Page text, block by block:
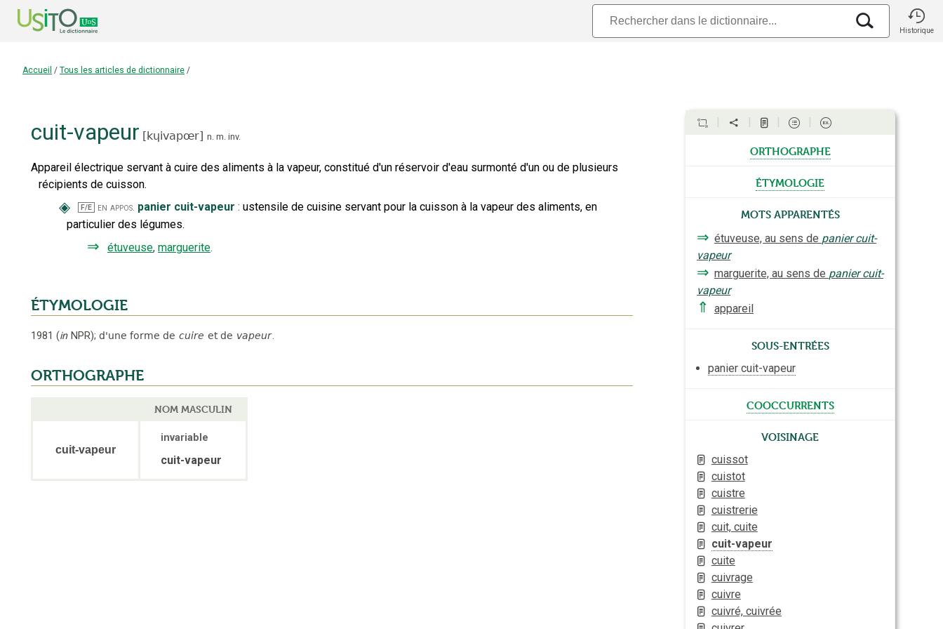
Historique
Accueil / Tous les articles de dictionnaire /
cuit-vapeur [kɥivapœr] n. m. inv.
Appareil électrique servant à cuire des aliments à la vapeur, constitué d'un réservoir d'eau surmonté d'un ou de plusieurs
récipients de cuisson.
◈ F/E en appos. panier cuit-vapeur : ustensile de cuisine servant pour la cuisson à la vapeur des aliments, en
particulier des légumes.
⇒ étuveuse, marguerite.
ÉTYMOLOGIE
1981 (in NPR); d'une forme de cuire et de vapeur.
ORTHOGRAPHE
NOM MASCULIN
cuit-vapeur
invariable
cuit-vapeur
orthographe
étymologie
Mots apparentés
⇒ étuveuse, au sens de panier cuit-
vapeur
⇒ marguerite, au sens de panier cuit-
vapeur
⇑ appareil
Sous-entrées
panier cuit-vapeur
cooccurrents
Voisinage
cuissot
cuistot
cuistre
cuistrerie
cuit, cuite
cuit-vapeur
cuite
cuivrage
cuivre
cuivré, cuivrée